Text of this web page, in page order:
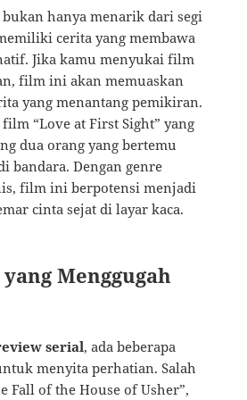
bukan hanya menarik dari segi
cerita yang membawa
Jika kamu menyukai film
film ini akan memuaskan
yang menantang pemikiran.
“Love at First Sight” yang
dua orang yang bertemu
bandara. Dengan genre
film ini berpotensi menjadi
cinta sejat di layar kaca.
Menggugah
serial, ada beberapa
menyita perhatian. Salah
Fall of the House of Usher”,